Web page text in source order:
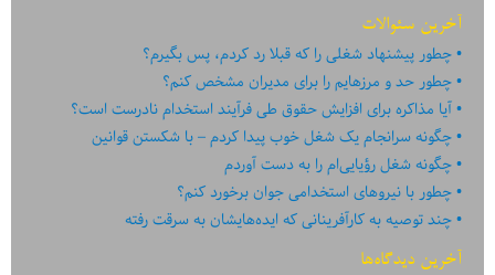
آخرین سئوالات
چطور پیشنهاد شغلی را که قبلا رد کردم، پس بگیرم؟
چطور حد و مرزهایم را برای مدیران مشخص کنم؟
آیا مذاکره برای افزایش حقوق طی فرآیند استخدام نادرست است؟
چگونه سرانجام یک شغل خوب پیدا کردم – با شکستن قوانین
چگونه شغل رؤیایی‌ام را به دست آوردم
چطور با نیروهای استخدامی جوان برخورد کنم؟
چند توصیه به کارآفرینانی که ایده‏‏‌‏‏‌هایشان به سرقت رفته
آخرین دیدگاه‌ها